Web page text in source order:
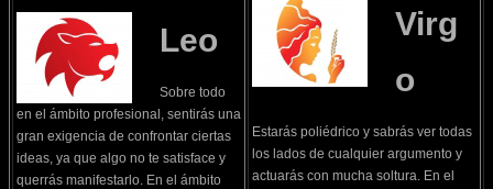
Leo
Sobre todo
en el ámbito profesional, sentirás una
gran exigencia de confrontar ciertas
ideas, ya que algo no te satisface y
querrás manifestarlo. En el ámbito
Virg
o
Estarás poliédrico y sabrás ver todas
los lados de cualquier argumento y
actuarás con mucha soltura. En el